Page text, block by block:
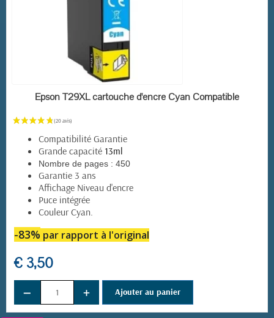
EN STOCK
Epson T29XL cartouche d'encre Cyan Compatible
Compatibilité Garantie
Grande capacité 13ml
Nombre de pages : 450
Garantie 3 ans
Affichage Niveau d'encre
Puce intégrée
Couleur Cyan.
-83% par rapport à l'original
€ 3,50
− + Ajouter au panier